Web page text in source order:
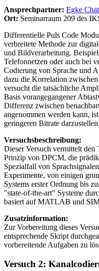
Ansprechpartner: Egke
Ort: Seminarraum 209 des
Differentielle Puls Code
verbreitete Methode zur
und Bildverarbeitung.
Telefonnetzen oder auch bei
Codierung von Sprache und
dazu die Korrelation
versucht die tatsächliche
Basis vorangegangener
Differenz zwischen
angenommen werden kann,
geringeren Bitrate darzustellen.
Versuchsbeschreibung:
Dieser Versuch vermittelt den
Prinzip von DPCM, die
Spezialfall von
Experimente, von einigen
Systems erster Ordnung bis
"state-of-the-art" Systeme
basiert auf MATLAB und
Zusatzinformation:
Zur Vorbereitung dieses
entsprechende Skript
vorbereitende Aufgaben zu
Versuch 2: